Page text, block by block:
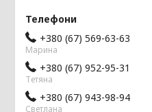
+380 (67) 569-63-63
Марина
+380 (67) 952-95-31
Тетяна
+380 (67) 943-98-94
Светлана